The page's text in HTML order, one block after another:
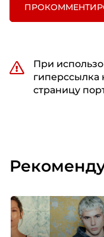
При
гиперссылка
страницу